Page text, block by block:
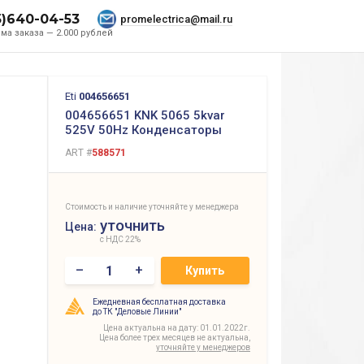
заказа — 2.000 рублей
04-53 promelectrica@mail.ru
Eti 004656651
004656651 KNK 5065 5kvar
525V 50Hz Конденсаторы
ART #588571
Стоимость и наличие уточняйте у менеджера
Цена: уточнить
с НДС 22%
– + Купить
Ежедневная бесплатная доставка
до ТК "Деловые Линии"
Цена актуальна на дату: 01.01.2022г.
Цена более трех месяцев не актуальна,
уточняйте у менеджеров